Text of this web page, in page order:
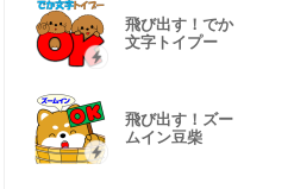
飛び出す！でか
文字トイプー
飛び出す！ズー
ムイン豆柴